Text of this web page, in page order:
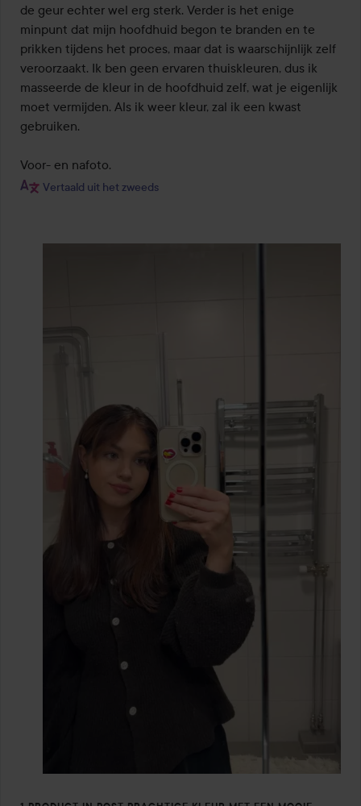
de geur echter wel erg sterk. Verder is het enige
minpunt dat mijn hoofdhuid begon te branden en te
prikken tijdens het proces, maar dat is waarschijnlijk zelf
veroorzaakt. Ik ben geen ervaren thuiskleuren, dus ik
masseerde de kleur in de hoofdhuid zelf, wat je eigenlijk
moet vermijden. Als ik weer kleur, zal ik een kwast
gebruiken.
Voor- en nafoto.
Vertaald uit het zweeds